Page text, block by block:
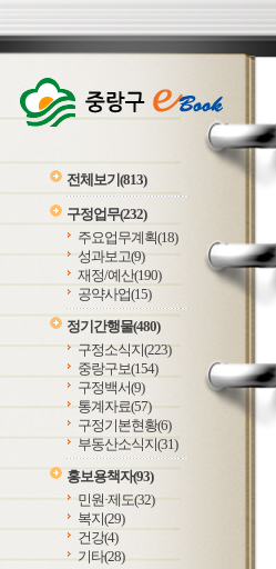
전체보기 (813)
구정업무(232)
주요업무계획(18)
성과보고(9)
재정/예산(190)
공약사업(15)
정기간행물(480)
구정소식지(223)
중랑구보(154)
구정백서(9)
통계자료(57)
구정기본현황(6)
부동산소식지(31)
홍보용책자(93)
민원·제도(32)
복지(29)
건강(4)
기타(28)